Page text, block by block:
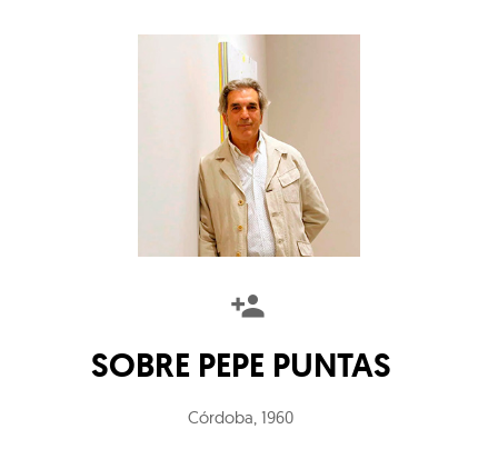
SOBRE PEPE PUNTAS
Córdoba 1960